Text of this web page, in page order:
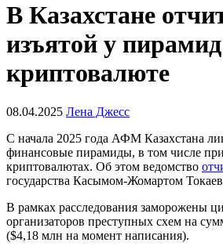
В Казахстане
изъятой у пирамид
криптовалюте
08.04.2025 Лена Джесс
С начала 2025 года АФМ Казахстана
финансовые пирамиды, в том числе
криптовалютах. Об этом ведомство
государства Касымом-Жомартом
В рамках расследования заморожены
организаторов преступных схем на
($4,18 млн на момент написания).